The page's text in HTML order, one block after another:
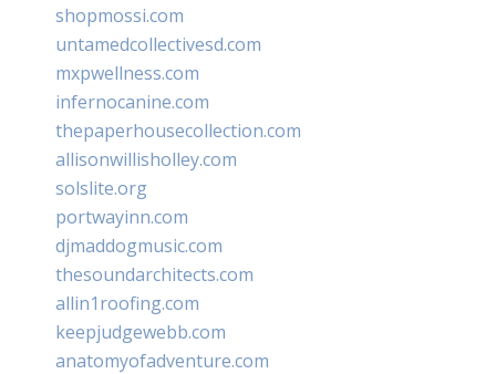
shopmossi.com
untamedcollectivesd.com
mxpwellness.com
infernocanine.com
thepaperhousecollection.com
allisonwillisholley.com
solslite.org
portwayinn.com
djmaddogmusic.com
thesoundarchitects.com
allin1roofing.com
keepjudgewebb.com
anatomyofadventure.com